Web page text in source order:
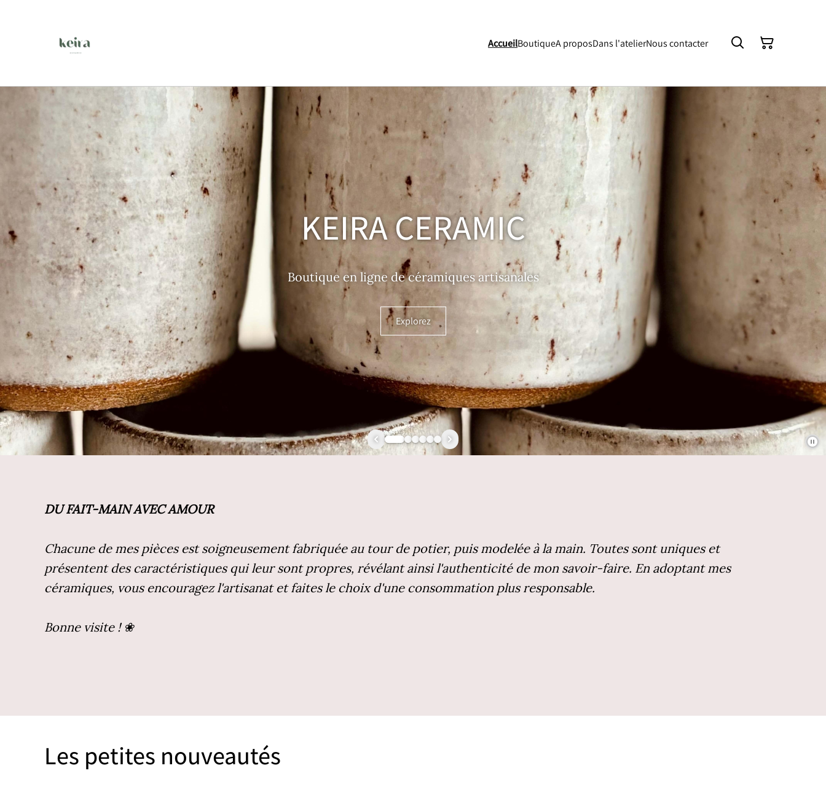
AccueilBoutiqueA proposDans l'atelierNous contacter
KEIRA CERAMIC
Boutique en ligne de céramiques artisanales
Explorez
DU FAIT-MAIN AVEC AMOUR
Chacune de mes pièces est soigneusement fabriquée au tour de potier, puis modelée à la main. Toutes sont uniques et
présentent des caractéristiques qui leur sont propres, révélant ainsi l'authenticité de mon savoir-faire. En adoptant mes
céramiques, vous encouragez l'artisanat et faites le choix d'une consommation plus responsable.
Bonne visite ! ❀
Les petites nouveautés